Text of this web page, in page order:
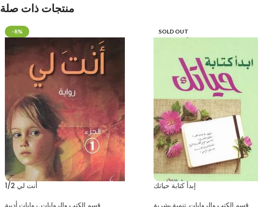
منتجات ذات صلة
-8%
أنت لي 1/2
قسم الكتب والروايات, روايات أدبية
SOLD OUT
إبدأ كتابة حياتك
قسم الكتب والروايات, تنمية بشرية